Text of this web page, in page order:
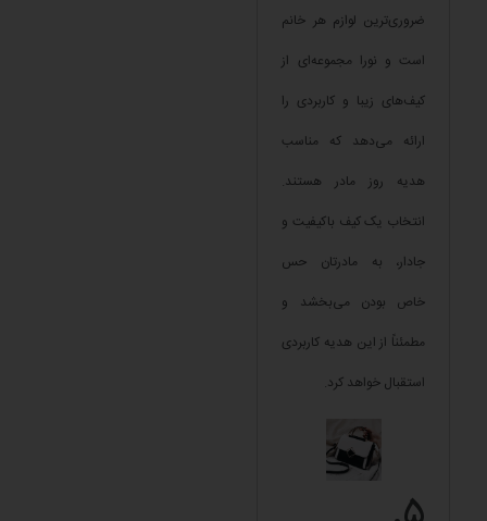
ضروری‌ترین لوازم هر خانم
است و نورا مجموعه‌ای از
کیف‌های زیبا و کاربردی را
ارائه می‌دهد که مناسب
هدیه روز مادر هستند.
انتخاب یک کیف باکیفیت و
جادار، به مادرتان حس
خاص بودن می‌بخشد و
مطمئناً از این هدیه کاربردی
استقبال خواهد کرد.